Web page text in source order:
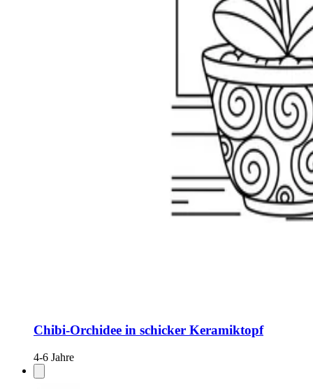
Chibi-Orchidee in schicker Keramiktopf
4-6 Jahre